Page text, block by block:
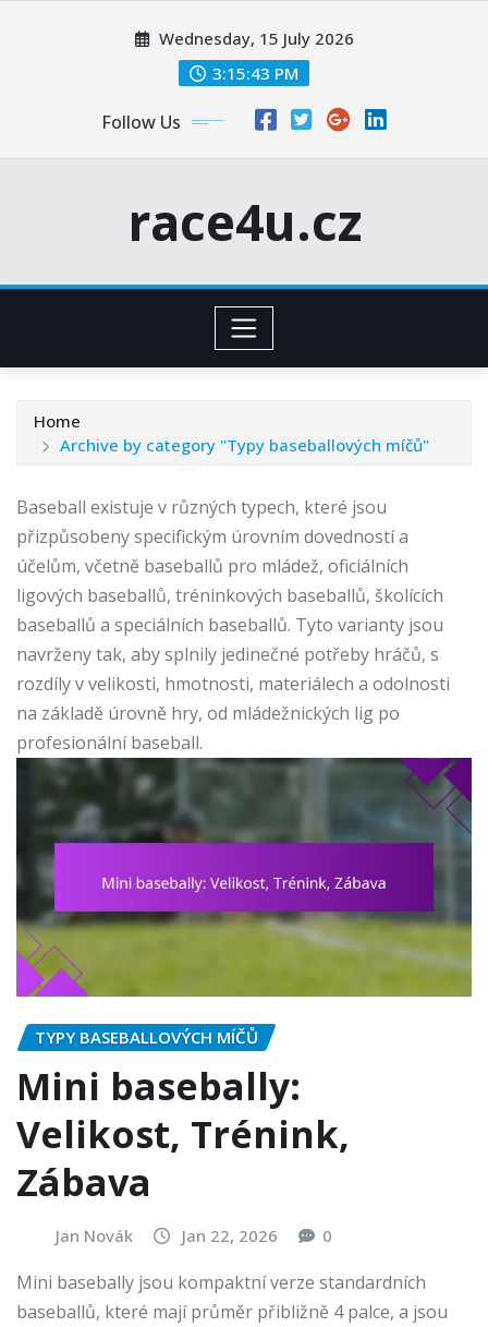
Wednesday, 15 July 2026
3:15:44 PM
Follow Us
race4u.cz
Home
Archive by category "Typy baseballových míčů"
Baseball existuje v různých typech, které jsou
přizpůsobeny specifickým úrovním dovedností a
účelům, včetně baseballů pro mládež, oficiálních
ligových baseballů, tréninkových baseballů, školících
baseballů a speciálních baseballů. Tyto varianty jsou
navrženy tak, aby splnily jedinečné potřeby hráčů, s
rozdíly v velikosti, hmotnosti, materiálech a odolnosti
na základě úrovně hry, od mládežnických lig po
profesionální baseball.
TYPY BASEBALLOVÝCH MÍČŮ
Mini basebally:
Velikost, Trénink,
Zábava
Jan Novák Jan 22, 2026 0
Mini basebally jsou kompaktní verze standardních
baseballů, které mají průměr přibližně 4 palce, a jsou